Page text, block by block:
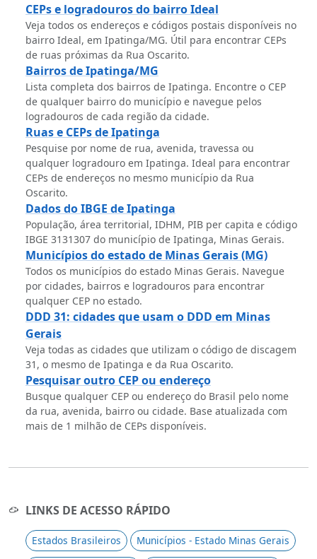
CEPs e logradouros do bairro Ideal
Veja todos os endereços e códigos postais disponíveis no
bairro Ideal, em Ipatinga/MG. Útil para encontrar CEPs
de ruas próximas da Rua Oscarito.
Bairros de Ipatinga/MG
Lista completa dos bairros de Ipatinga. Encontre o CEP
de qualquer bairro do município e navegue pelos
logradouros de cada região da cidade.
Ruas e CEPs de Ipatinga
Pesquise por nome de rua, avenida, travessa ou
qualquer logradouro em Ipatinga. Ideal para encontrar
CEPs de endereços no mesmo município da Rua
Oscarito.
Dados do IBGE de Ipatinga
População, área territorial, IDHM, PIB per capita e código
IBGE 3131307 do município de Ipatinga, Minas Gerais.
Municípios do estado de Minas Gerais (MG)
Todos os municípios do estado Minas Gerais. Navegue
por cidades, bairros e logradouros para encontrar
qualquer CEP no estado.
DDD 31: cidades que usam o DDD em Minas
Gerais
Veja todas as cidades que utilizam o código de discagem
31, o mesmo de Ipatinga e da Rua Oscarito.
Pesquisar outro CEP ou endereço
Busque qualquer CEP ou endereço do Brasil pelo nome
da rua, avenida, bairro ou cidade. Base atualizada com
mais de 1 milhão de CEPs disponíveis.
LINKS DE ACESSO RÁPIDO
Estados Brasileiros Municípios - Estado Minas Gerais